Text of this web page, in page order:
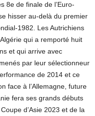
8e de finale de l’Euro-
hisser au-delà du premier
1982. Les Autrichiens
qui a remporté huit
et qui arrive avec
par leur sélectionneur
de 2014 et ce
face à l’Allemagne, future
fera ses grands débuts
d’Asie 2023 et de la